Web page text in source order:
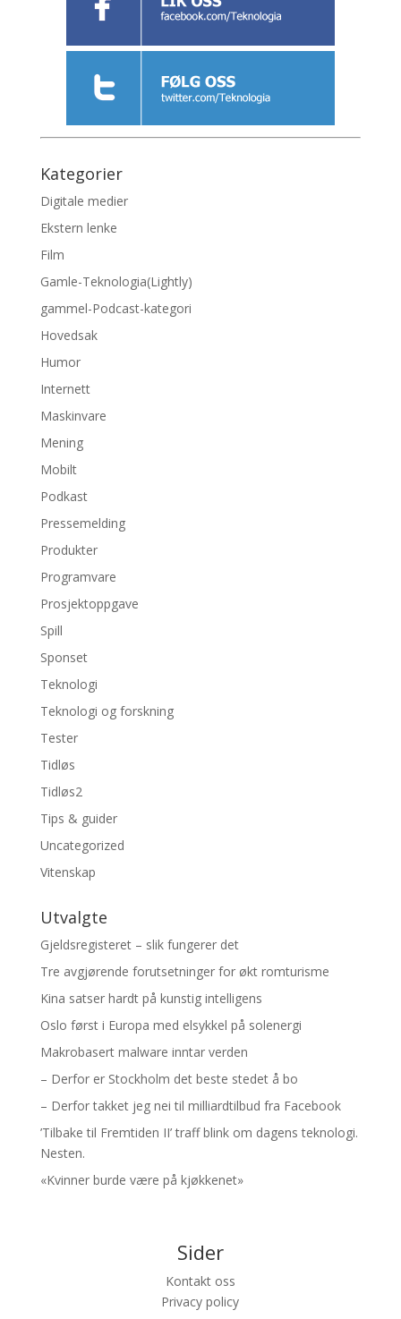
Kategorier
Digitale medier
Ekstern lenke
Film
Gamle-Teknologia(Lightly)
gammel-Podcast-kategori
Hovedsak
Humor
Internett
Maskinvare
Mening
Mobilt
Podkast
Pressemelding
Produkter
Programvare
Prosjektoppgave
Spill
Sponset
Teknologi
Teknologi og forskning
Tester
Tidløs
Tidløs2
Tips & guider
Uncategorized
Vitenskap
Utvalgte
Gjeldsregisteret – slik fungerer det
Tre avgjørende forutsetninger for økt romturisme
Kina satser hardt på kunstig intelligens
Oslo først i Europa med elsykkel på solenergi
Makrobasert malware inntar verden
– Derfor er Stockholm det beste stedet å bo
– Derfor takket jeg nei til milliardtilbud fra Facebook
’Tilbake til Fremtiden II’ traff blink om dagens teknologi.
Nesten.
«Kvinner burde være på kjøkkenet»
Sider
Kontakt oss
Privacy policy